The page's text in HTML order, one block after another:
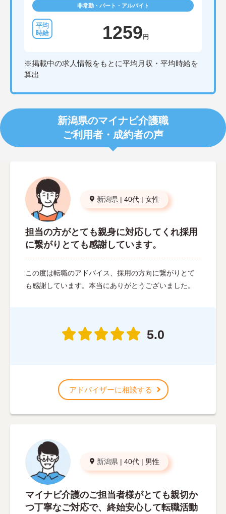
非常勤・パート・アルバイト
1259 円
※掲載中の求人情報をもとに平均月収・平均時給を
算出
新潟県のマイナビ介護職
ご利用者・成約者の声
新潟県 | 40代 | 女性
担当の方がとても親身に対応してくれ採用
に繋がりとても感謝しています。
この度は転職のアドバイス、採用の方向に繋がりとて
も感謝しています。本当にありがとうございました。
5.0
アドバイザーに相談する
新潟県 | 40代 | 男性
マイナビ介護のご担当者様がとても親切か
つ丁寧なご対応で、終始安心して転職活動